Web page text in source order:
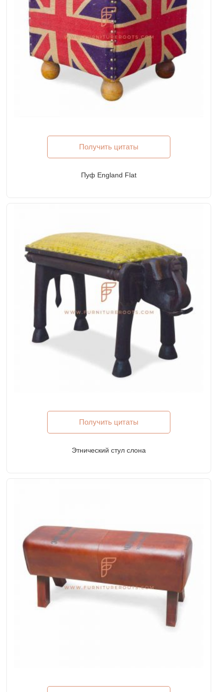
Получить цитаты
Пуф England Flat
Получить цитаты
Этнический стул слона